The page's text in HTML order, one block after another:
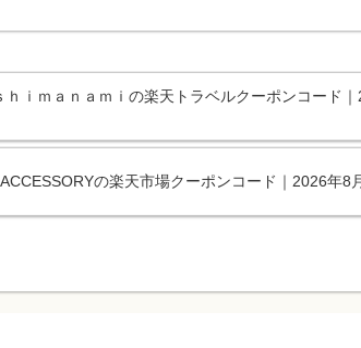
ｈｉｍａｎａｍｉの楽天トラベルクーポンコード
の楽天市場クーポンコード｜2026年8